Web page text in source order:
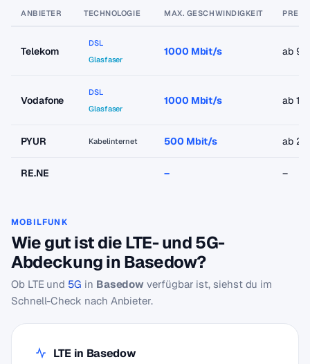
ANBIETER TECHNOLOGIE MAX. GESCHWINDIGKEIT PREIS
Telekom
DSL
Glasfaser
1000 Mbit/s ab
Vodafone
DSL
Glasfaser
1000 Mbit/s ab
PYUR Kabelinternet 500 Mbit/s ab
RE.NE – –
MOBILFUNK
Wie gut ist die LTE- und 5G-
Abdeckung in Basedow?
Ob LTE und 5G in Basedow verfügbar ist, siehst du im
Schnell-Check nach Anbieter.
LTE in Basedow